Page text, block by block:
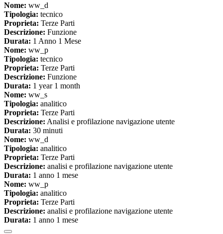
Nome: ww_d
Tipologia: tecnico
Proprieta: Terze Parti
Descrizione: Funzione
Durata: 1 Anno 1 Mese
Nome: ww_p
Tipologia: tecnico
Proprieta: Terze Parti
Descrizione: Funzione
Durata: 1 year 1 month
Nome: ww_s
Tipologia: analitico
Proprieta: Terze Parti
Descrizione: Analisi e profilazione navigazione utente
Durata: 30 minuti
Nome: ww_d
Tipologia: analitico
Proprieta: Terze Parti
Descrizione: analisi e profilazione navigazione utente
Durata: 1 anno 1 mese
Nome: ww_p
Tipologia: analitico
Proprieta: Terze Parti
Descrizione: analisi e profilazione navigazione utente
Durata: 1 anno 1 mese